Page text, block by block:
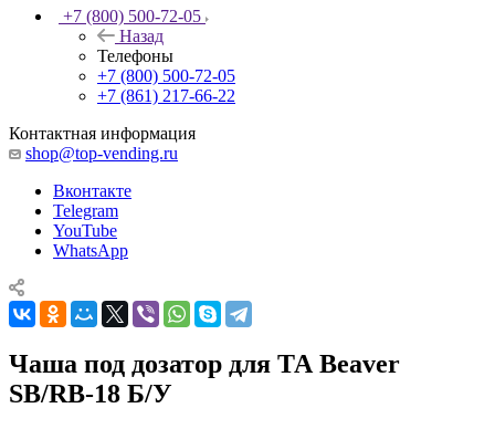
+7 (800) 500-72-05
Назад
Телефоны
+7 (800) 500-72-05
+7 (861) 217-66-22
Контактная информация
shop@top-vending.ru
Вконтакте
Telegram
YouTube
WhatsApp
Чаша под дозатор для ТА Beaver
SB/RB-18 Б/У